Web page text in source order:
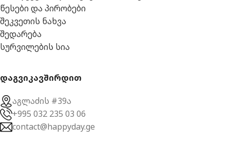
წესები და პირობები
შეკვეთის ნახვა
შედარება
სურვილების სია
დაგვიკავშირდით
აგლაძის #39ა
+995 032 235 03 06
contact@happyday.ge